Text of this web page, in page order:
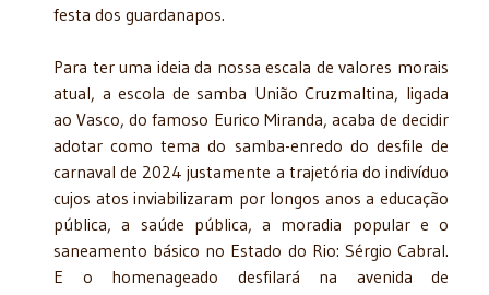
festa dos guardanapos.
Para ter uma ideia da nossa escala de valores morais
atual, a escola de samba União Cruzmaltina, ligada
ao Vasco, do famoso Eurico Miranda, acaba de decidir
adotar como tema do samba-enredo do desfile de
carnaval de 2024 justamente a trajetória do indivíduo
cujos atos inviabilizaram por longos anos a educação
pública, a saúde pública, a moradia popular e o
saneamento básico no Estado do Rio: Sérgio Cabral.
E o homenageado desfilará na avenida de